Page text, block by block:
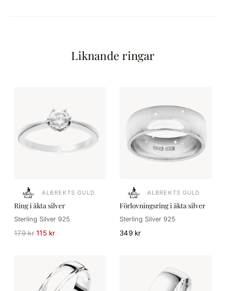
Liknande ringar
ALBREKTS GULD
Ring i äkta silver
Sterling Silver 925
179 kr 115 kr
ALBREKTS GULD
Förlovningsring i äkta silver
Sterling Silver 925
349 kr